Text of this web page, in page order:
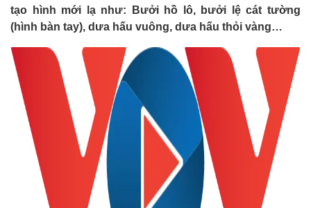
tạo hình mới lạ như: Bưởi hồ lô, bưởi lệ cát tường
(hình bàn tay), dưa hấu vuông, dưa hấu thỏi vàng…